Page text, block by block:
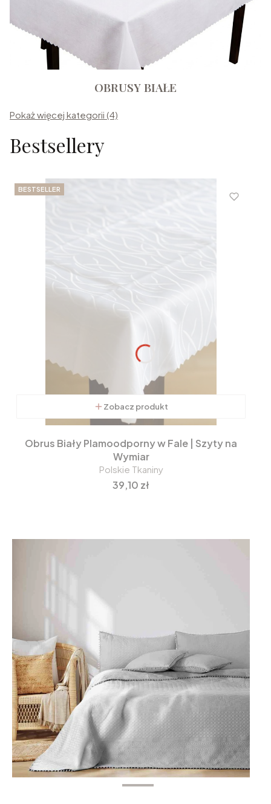
OBRUSY BIAŁE
Pokaż więcej kategorii (4)
Bestsellery
BESTSELLER
Zobacz produkt
Obrus Biały Plamoodporny w Fale | Szyty na
Wymiar
Polskie Tkaniny
Cena
39,10 zł